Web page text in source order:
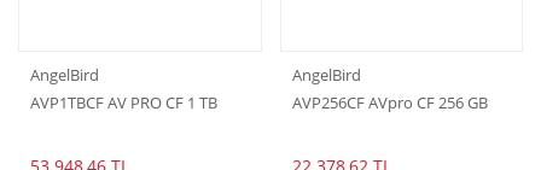
AngelBird
AVP1TBCF AV PRO CF 1 TB
53.948,46 TL
AngelBird
AVP256CF AVpro CF 256 GB
22.378,62 TL